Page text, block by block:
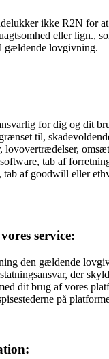
ikke R2N for
eller lign.,
gældende lovgivning.
for dig og dit
til,
lovovertrædelser,
tab af
tab af goodwill eller
service:
den gældende
der
dit brug af vores
på